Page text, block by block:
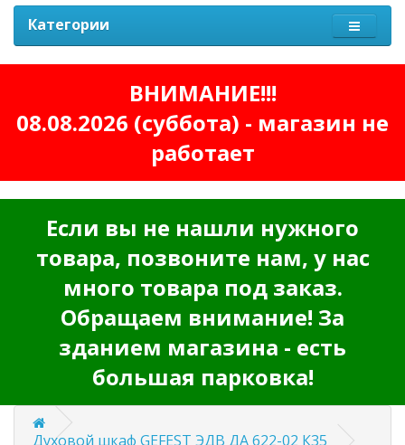
Категории
ВНИМАНИЕ!!!
08.08.2026 (суббота) - магазин не
работает
Если вы не нашли нужного
товара, позвоните нам, у нас
много товара под заказ.
Обращаем внимание! За
зданием магазина - есть
большая парковка!
Духовой шкаф GEFEST ЭДВ ДА 622-02 К35